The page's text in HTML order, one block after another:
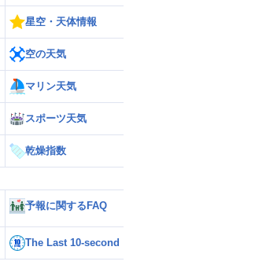
星空・天体情報
空の天気
マリン天気
スポーツ天気
乾燥指数
予報に関するFAQ
The Last 10-second